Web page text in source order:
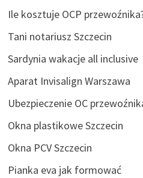
Ile kosztuje OCP
Tani notariusz Szczecin
Sardynia wakacje all inclusive
Aparat Invisalign Warszawa
Ubezpieczenie OC
Okna plastikowe Szczecin
Okna PCV Szczecin
Pianka eva jak formować